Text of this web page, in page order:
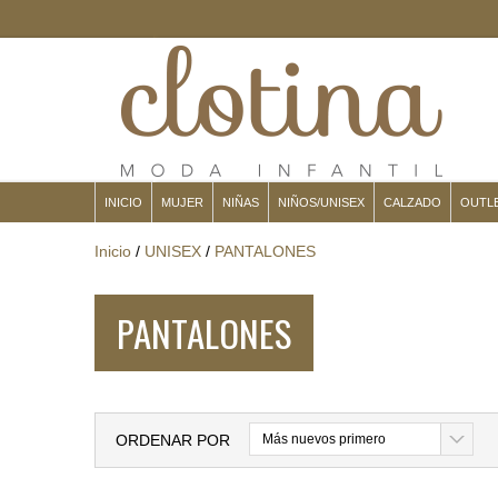
INICIO MUJER NIÑAS NIÑOS/UNISEX CALZADO
Inicio / UNISEX / PANTALONES
PANTALONES
ORDENAR POR Más nuevos primero